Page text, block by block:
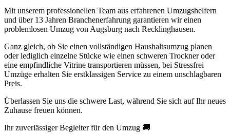
Mit unserem professionellen Team aus erfahrenen Umzugshelfern
und über 13 Jahren Branchenerfahrung garantieren wir einen
problemlosen Umzug von Augsburg nach Recklinghausen.
Ganz gleich, ob Sie einen vollständigen Haushaltsumzug planen
oder lediglich einzelne Stücke wie einen schweren Trockner oder
eine empfindliche Vitrine transportieren müssen, bei Stressfrei
Umzüge erhalten Sie erstklassigen Service zu einem unschlagbaren
Preis.
Überlassen Sie uns die schwere Last, während Sie sich auf Ihr neues
Zuhause freuen können.
Ihr zuverlässiger Begleiter für den Umzug 🚚